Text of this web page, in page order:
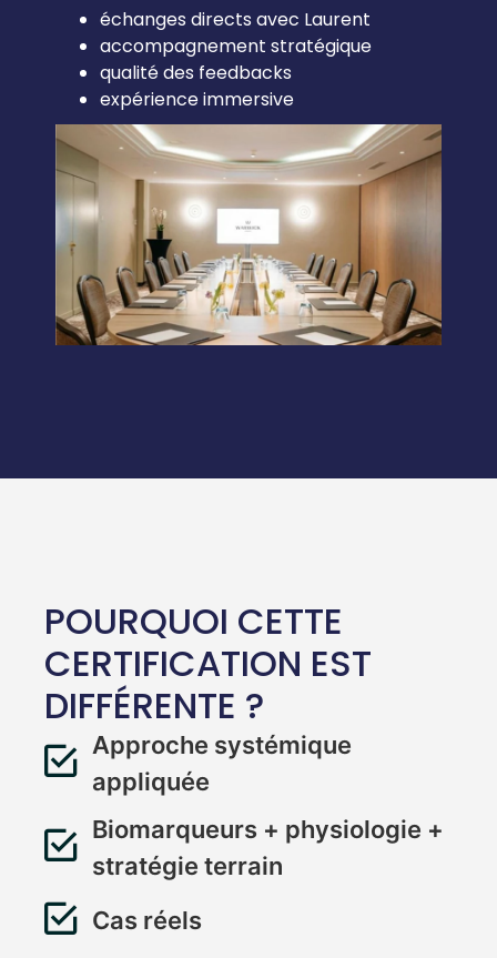
échanges directs avec Laurent
accompagnement stratégique
qualité des feedbacks
expérience immersive
POURQUOI CETTE
CERTIFICATION EST
DIFFÉRENTE ?
Approche systémique
appliquée
Biomarqueurs + physiologie +
stratégie terrain
Cas réels